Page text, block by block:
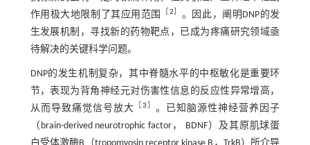
作用极大地限制了其应用范围
［2］ 。因此，阐明DNP的发
生发展机制，寻找新的药物靶点，已成为疼痛研究领域亟
待解决的关键科学问题。
DNP的发生机制复杂，其中脊髓水平的中枢敏化是重要环
节，表现为背角神经元对伤害性信息的反应性异常增高，
从而导致痛觉信号放大 ［3］ 。已知脑源性神经营养因子
（brain-derived neurotrophic factor， BDNF）及其原肌球蛋